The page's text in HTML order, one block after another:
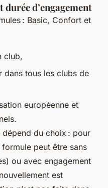
durée d’engagement
: Basic, Confort et
club,
dans tous les clubs de
européenne et
dépend du choix : pour
peut être sans
ou avec engagement
est